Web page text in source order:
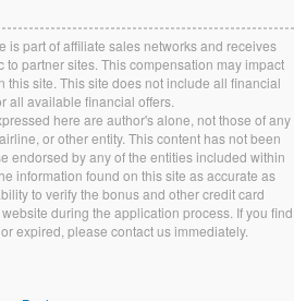
is part of affiliate sales networks and receives
partner sites. This compensation may impact
this site. This site does not include all financial
all available financial offers.
here are author's alone, not those of any
or other entity. This content has not been
endorsed by any of the entities included within
information found on this site as accurate as
to verify the bonus and other credit card
during the application process. If you find
expired, please contact us immediately.